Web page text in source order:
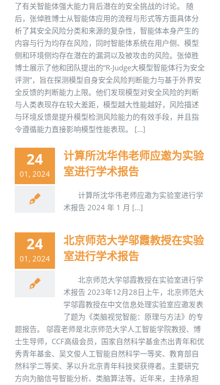
了有关智能体强大能力背后潜在的安全挑战的讨论。 随
后，张倬胜博士从智能体应用的流程与形式等方面具体分
析了其安全风险分类和来源的复杂性，智能体本身产生的
内容与行为均存在风险，同时智能体系统在用户侧、模型
侧和环境侧均存在潜在的漏洞以及被攻击的风险。张倬胜
博士展示了他和团队提出的“R-Judge大模型智能体行为安全
评测”，旨在探测模型自身安全风险判断能力与基于外界安
全反馈的判断能力上限。他们发现模型对安全风险的判断
与人类表现存在较大差距，模型越大性能越好，风险描述
与环境反馈是提升模型检测风险能力的有效手段，并且指
令遵循能力直接影响模型性能表现。 [...]
24
01, 2024
计算所沈华伟老师应邀为实验
室进行学术报告
计算所沈华伟老师应邀为实验室进行学
术报告 2024 年 1 月 [...]
24
01, 2024
北京师范大学邬霞教授在实验
室进行学术报告
北京师范大学邬霞教授在实验室进行学
术报告 2023年12月28日上午，北京师范大
学邬霞教授在中文信息处理实验室应邀发表
了题为《类脑视觉智能：原理与方法》的专
题报告。 邬霞老师是北京师范大学人工智能学院教授、博
士生导师，CCF高级会员，国家自然科学基金杰出青年和优
秀青年基金、吴文俊人工智能自然科学一等奖、教育部自
然科学二等奖、茅以升北京青年科技奖获得者。主要研究
方向为脑信号智能分析、类脑算法等。近年来，主持承担